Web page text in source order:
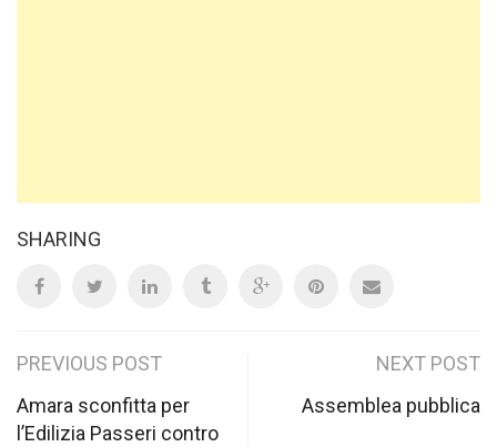
SHARING
Post
navigation
PREVIOUS POST
Amara sconfitta per
l’Edilizia Passeri contro
NEXT POST
Assemblea pubblica